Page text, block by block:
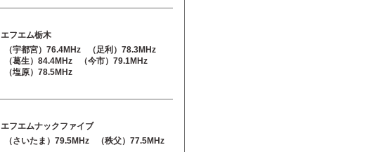
エフエム栃木
（宇都宮）76.4MHz
（足利）78.3MHz
（葛生）84.4MHz
（今市）79.1MHz
（塩原）78.5MHz
エフエムナックファイブ
（さいたま）79.5MHz
（秩父）77.5MHz